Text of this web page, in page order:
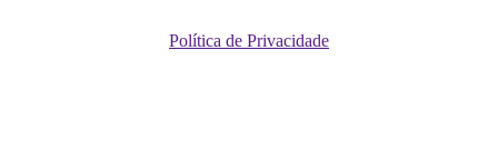
Política de Privacidade